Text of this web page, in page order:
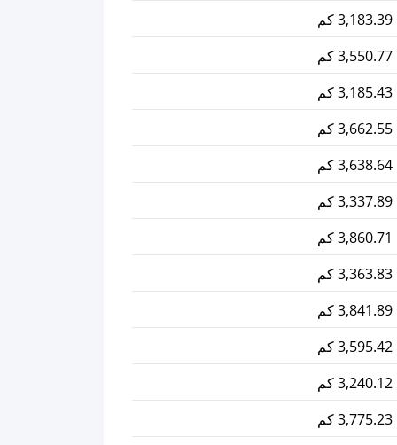
3,183.39 كم
3,550.77 كم
3,185.43 كم
3,662.55 كم
3,638.64 كم
3,337.89 كم
3,860.71 كم
3,363.83 كم
3,841.89 كم
3,595.42 كم
3,240.12 كم
3,775.23 كم